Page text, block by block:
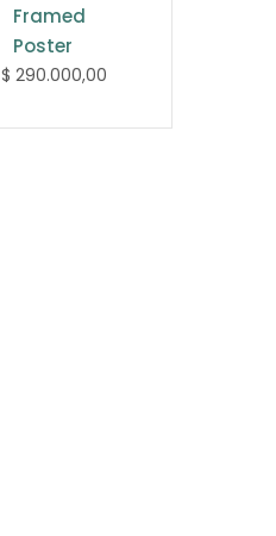
Framed
Poster
$ 290.000,00